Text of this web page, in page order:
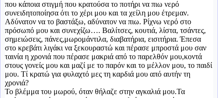
που κάποια στιγμή που κρατούσα το ποτήρι να πιω νερό
συνειδητοποίησα ότι το χέρι μου και τα χείλη μου έτρεμαν.
Αδύνατον να το βαστάξω, αδύνατον να πιω. Ρίχνω νερό στο
πρόσωπό μου και συνεχίζω…. Βαλίτσες, κουτιά, λίστα, τσάντες,
σημειώσεις, πάνες,μωρομάντιλα, διαβατήρια, εισιτήρια. Έπεσα
στο κρεβάτι λιγάκι να ξεκουραστώ και πέρασε μπροστά μου σαν
ταινία η χρονιά που πέρασε μακριά από το παρελθόν μου,κοντά
στους γονείς μου και μαζί με το παρόν και το μέλλον μου, το παιδί
μου. Τί κρατώ για φυλαχτό μες τη καρδιά μου από αυτήν τη
χρονιά?
Το βλέμμα του μωρού, όταν θήλαζε στην αγκαλιά μου.Τα